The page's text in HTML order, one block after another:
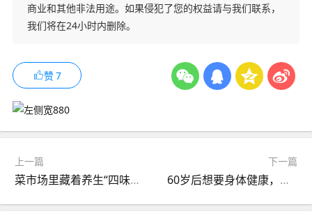
商业和其他非法用途。如果侵犯了您的权益请与我们联系，
我们将在24小时内删除。
赞7
上一篇
菜市场里藏着养生“四味药”，治好了我的“退休病”
下一篇
60岁后想要身体健康，体力好，还能抵抗衰老寿命长，10种食物适合